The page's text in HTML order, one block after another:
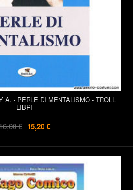
A. - PERLE DI MENTALISMO - TROLL
LIBRI
€ 15,20 €